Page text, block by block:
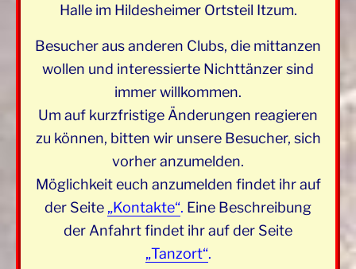
Halle im Hildesheimer Ortsteil Itzum.
Besucher aus anderen Clubs, die mittanzen
wollen und interessierte Nichttänzer sind
immer willkommen.
Um auf kurzfristige Änderungen reagieren
zu können, bitten wir unsere Besucher, sich
vorher anzumelden.
Möglichkeit euch anzumelden findet ihr auf
der Seite „Kontakte“. Eine Beschreibung
der Anfahrt findet ihr auf der Seite
„Tanzort“.